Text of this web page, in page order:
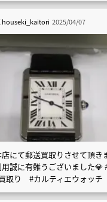
houseki_kaitori 2025/04/07
にて郵送買取りさせて頂き
誠に有難うございました
取り #カルティエウォッチ